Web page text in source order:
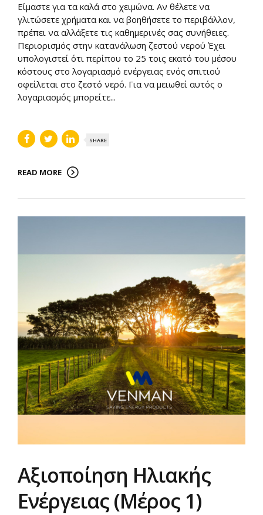
Είμαστε για τα καλά στο χειμώνα. Αν θέλετε να
γλιτώσετε χρήματα και να βοηθήσετε το περιβάλλον,
πρέπει να αλλάξετε τις καθημερινές σας συνήθειες.
Περιορισμός στην κατανάλωση ζεστού νερού Έχει
υπολογιστεί ότι περίπου το 25 τοις εκατό του μέσου
κόστους στο λογαριασμό ενέργειας ενός σπιτιού
οφείλεται στο ζεστό νερό. Για να μειωθεί αυτός ο
λογαριασμός μπορείτε...
SHARE
READ MORE
Αξιοποίηση Ηλιακής
Ενέργειας (Μέρος 1)